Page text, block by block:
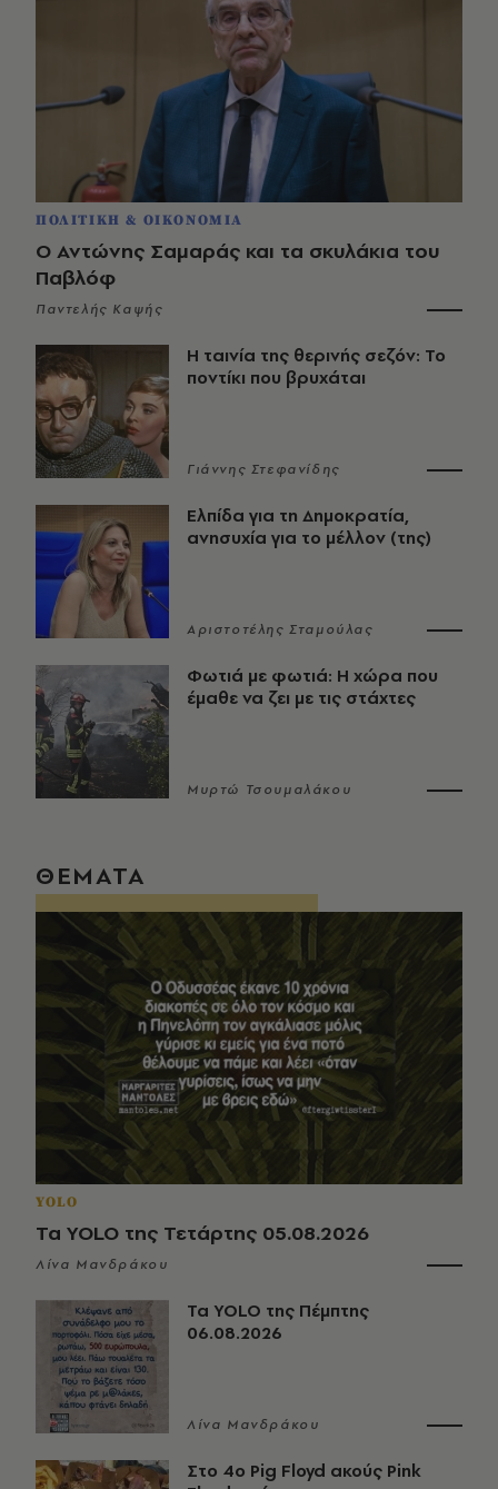
ΠΟΛΙΤΙΚΗ & ΟΙΚΟΝΟΜΙΑ
Ο Αντώνης Σαμαράς και τα σκυλάκια του
Παβλόφ
Παντελής Καψής
Η ταινία της θερινής σεζόν: Το
ποντίκι που βρυχάται
Γιάννης Στεφανίδης
Ελπίδα για τη Δημοκρατία,
ανησυχία για το μέλλον (της)
Αριστοτέλης Σταμούλας
Φωτιά με φωτιά: Η χώρα που
έμαθε να ζει με τις στάχτες
Μυρτώ Τσουμαλάκου
ΘΕΜΑΤΑ
YOLO
Τα YOLO της Τετάρτης 05.08.2026
Λίνα Μανδράκου
Τα YOLO της Πέμπτης
06.08.2026
Λίνα Μανδράκου
Στο 4ο Pig Floyd ακούς Pink